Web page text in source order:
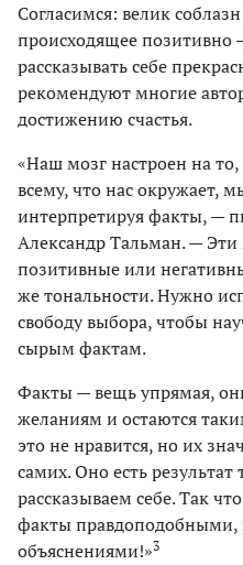
Согласимся: велик
происходящее
рассказывать себе
рекомендуют многие
достижению счастья.
«Наш мозг настроен на
всему, что нас окружает,
интерпретируя факты, —
Александр Тальман. —
позитивные или
же тональности. Нужно
свободу выбора, чтобы
сырым фактам.
Факты — вещь упрямая,
желаниям и остаются
это не нравится, но их
самих. Оно есть
рассказываем себе. Так
факты правдоподобными,
объяснениями!»3